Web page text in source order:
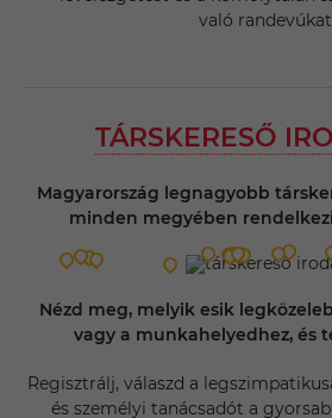
való
TÁRSKERESŐ
Magyarország legnagyobb
minden megyében
Nézd meg, melyik esik
vagy a munkahelyedhez, és
Regisztrálj, válaszd a
és személyi tanácsadót a